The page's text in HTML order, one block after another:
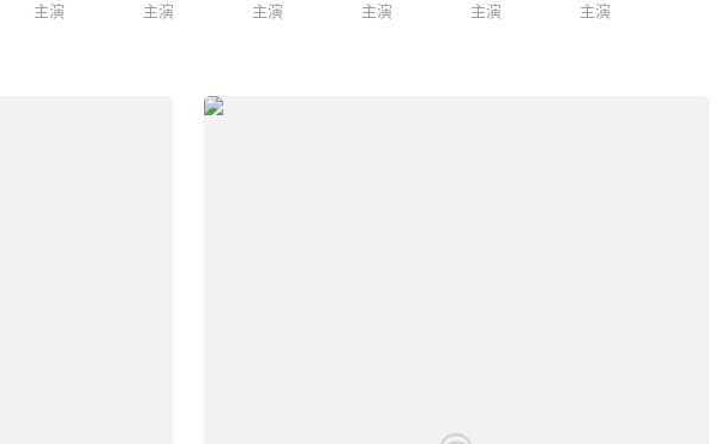
主演 主演 主演 主演 主演 主演